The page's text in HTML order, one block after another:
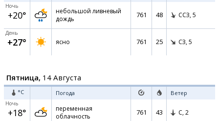
Ночь
+20°
небольшой ливневый
дождь
761 48 ССЗ, 5
День
+27° ясно 761 25 СЗ, 5
Пятница, 14 Августа
°C Погода Ветер
Ночь
+18°
переменная
облачность
761 43 С, 2